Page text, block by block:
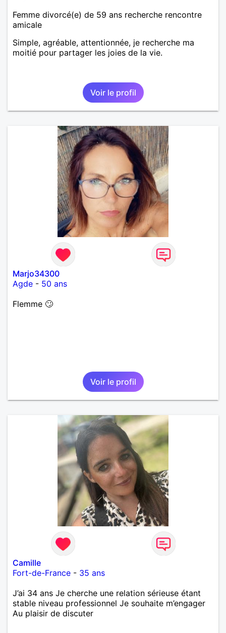
Femme divorcé(e) de 59 ans recherche rencontre
amicale
Simple, agréable, attentionnée, je recherche ma
moitié pour partager les joies de la vie.
Voir le profil
Marjo34300
Agde - 50 ans
Flemme 🙄
Voir le profil
Camille
Fort-de-France - 35 ans
J’ai 34 ans Je cherche une relation sérieuse étant
stable niveau professionnel Je souhaite m’engager
Au plaisir de discuter